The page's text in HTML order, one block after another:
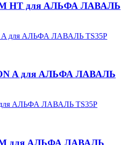
HT для АЛЬФА ЛАВАЛЬ
A для АЛЬФА ЛАВАЛЬ
для АЛЬФА ЛАВАЛЬ